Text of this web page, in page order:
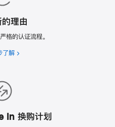
理由
格的认证流程。
了解 选
In 换购计划